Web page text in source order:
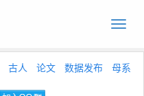
Toggle
古人 论文 数据发布
母系